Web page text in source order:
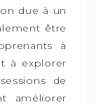
due à un
être
à
à explorer
de
améliorer